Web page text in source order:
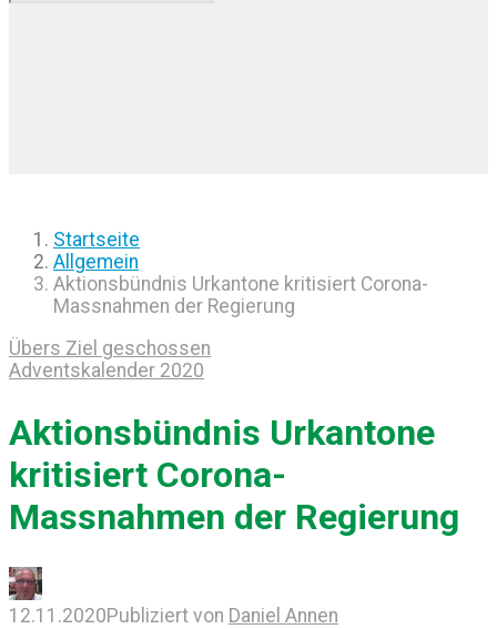
Startseite
Allgemein
Aktionsbündnis Urkantone kritisiert Corona-
Massnahmen der Regierung
Übers Ziel geschossen
Adventskalender 2020
Aktionsbündnis Urkantone
kritisiert Corona-
Massnahmen der Regierung
12.11.2020Publiziert von Daniel Annen